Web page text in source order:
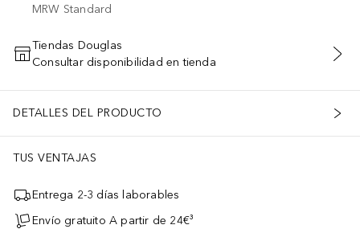
MRW Standard
AÑADIR AL CARRITO
Tiendas Douglas
Consultar disponibilidad en tienda
DETALLES DEL PRODUCTO
TUS VENTAJAS
Entrega 2-3 días laborables
Envío gratuito A partir de 24€³